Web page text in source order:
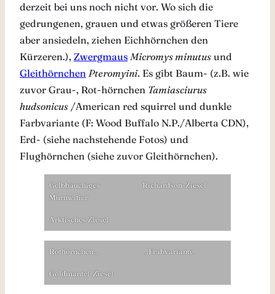
derzeit bei uns noch nicht vor. Wo sich die
gedrungenen, grauen und etwas größeren Tiere
aber ansiedeln, ziehen Eichhörnchen den
Kürzeren.), Zwergmaus Micromys minutus und
Gleithörnchen Pteromyini. Es gibt Baum- (z.B. wie
zuvor Grau-, Rot-hörnchen Tamiasciurus
hudsonicus /American red squirrel und dunkle
Farbvariante (F: Wood Buffalo N.P./Alberta CDN),
Erd- (siehe nachstehende Fotos) und
Flughörnchen (siehe zuvor Gleithörnchen).
Gelbbäuchiges
Murmeltier
Richardson-Ziesel
Arktisches Ziesel
Rothörnchen… …Frabvariante
Goldmantel-Ziesel